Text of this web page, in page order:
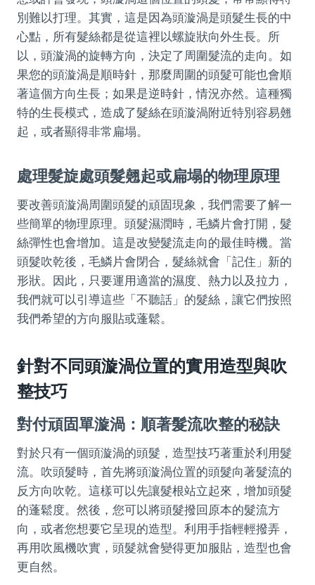
別難以打理。其實，這是因為頭漩渦是頭髮生長的中
心點，所有髮絲都是從這裡以螺旋狀向外生長。所
以，頭漩渦的旋轉方向，決定了周圍髮流的走向。如
果您的頭漩渦是順時針，那麼周圍的頭髮可能也會順
著這個方向生長；如果是逆時針，情況亦然。這種獨
特的生長模式，造成了髮絲在頭漩渦附近特別容易翹
起，或者顯得非常扁塌。
處理髮旋處頭髮翹起或扁塌的物理原理
要改善頭漩渦周圍頭髮的頑固現象，我們需要了解一
些簡單的物理原理。頭髮濕潤時，毛鱗片會打開，髮
絲彈性也會增加。這是改變髮流走向的最佳時機。當
頭髮吹乾後，毛鱗片會閉合，髮絲就會「記住」新的
形狀。因此，只要運用適當的濕度、熱力以及拉力，
我們就可以引導這些「不聽話」的髮絲，讓它們按照
我們希望的方向服貼或蓬鬆。
針對不同頭漩渦位置的實用造型與吹
整技巧
對付頑固單漩渦：順著髮流吹整的秘訣
對於只有一個頭漩渦的頭髮，造型技巧著重於利用髮
流。吹頭髮時，首先將頭漩渦位置的頭髮向著髮流的
反方向吹乾。這樣可以先讓髮根站立起來，增加頭髮
的蓬鬆度。然後，您可以將頭髮撥回原本的髮流方
向，或者您想要它呈現的造型。利用手指輕輕撥弄，
再用吹風機吹實，頭髮就會變得更加服貼，造型也會
更自然。